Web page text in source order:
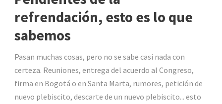
refrendación, esto es lo que
sabemos
Pasan muchas cosas, pero no se sabe casi nada con
certeza. Reuniones, entrega del acuerdo al Congreso,
firma en Bogotá o en Santa Marta, rumores, petición de
nuevo plebiscito, descarte de un nuevo plebiscito... esto